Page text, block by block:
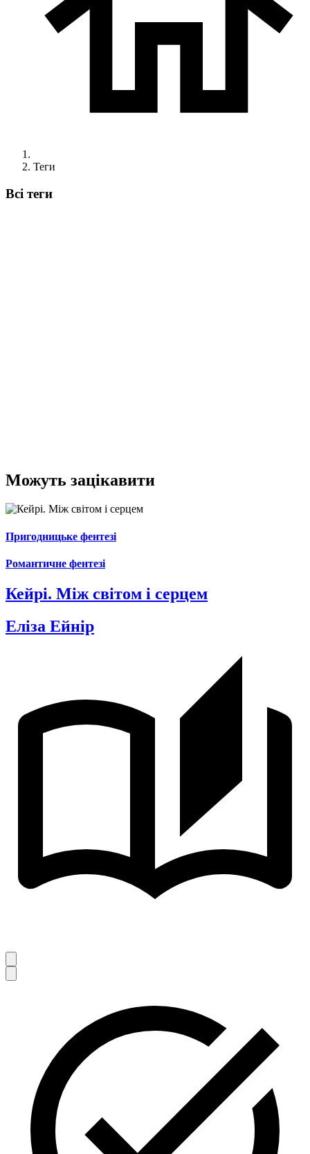
Теги
Всі теги
Можуть зацікавити
Пригодницьке фентезі
Романтичне фентезі
Кейрі. Між світом і серцем
Еліза Ейнір